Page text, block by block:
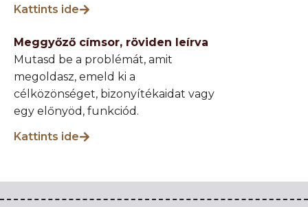
Kattints ide
Meggyőző címsor, röviden leírva
Mutasd be a problémát, amit
megoldasz, emeld ki a
célközönséget, bizonyítékaidat vagy
egy előnyöd, funkciód.
Kattints ide